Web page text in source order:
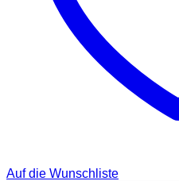
Auf die Wunschliste